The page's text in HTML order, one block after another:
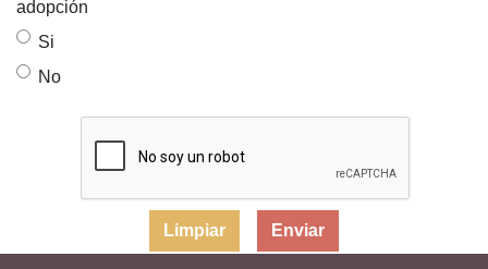
adopción
Si
No
Limpiar